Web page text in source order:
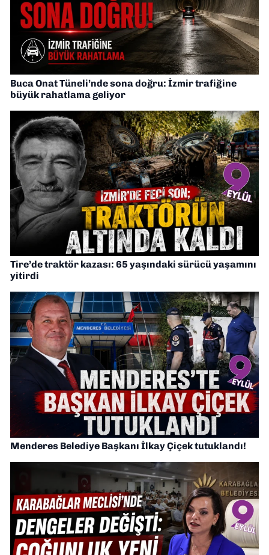
Buca Onat Tüneli’nde sona doğru: İzmir trafiğine
büyük rahatlama geliyor
Tire’de traktör kazası: 65 yaşındaki sürücü yaşamını
yitirdi
Menderes Belediye Başkanı İlkay Çiçek tutuklandı!